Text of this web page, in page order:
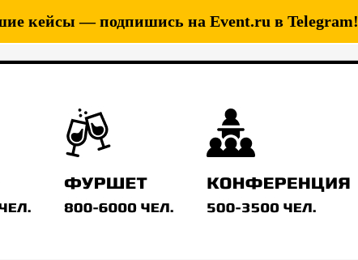
кейсы — подпишись на Event.ru в Telegram!